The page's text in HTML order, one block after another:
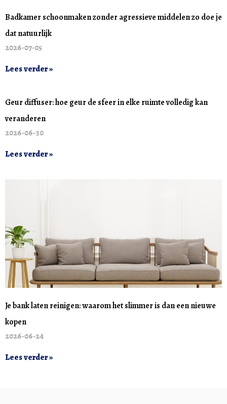
Badkamer schoonmaken zonder agressieve middelen zo doe je
dat natuurlijk
2026-07-05
Lees verder »
Geur diffuser: hoe geur de sfeer in elke ruimte volledig kan
veranderen
2026-06-30
Lees verder »
Je bank laten reinigen: waarom het slimmer is dan een nieuwe
kopen
2026-06-24
Lees verder »